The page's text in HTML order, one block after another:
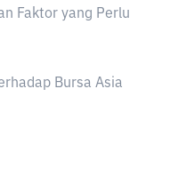
Faktor yang Perlu
Bursa Asia